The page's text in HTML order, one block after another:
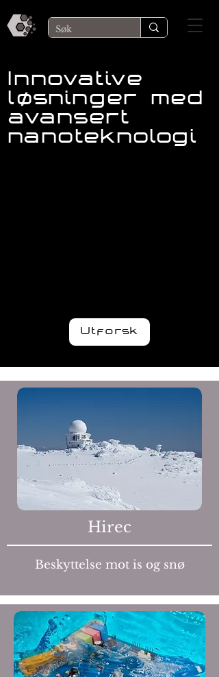
​Innovative
løsninger med
avansert
nanoteknologi
Utforsk
Hirec
Beskyttelse mot is og snø